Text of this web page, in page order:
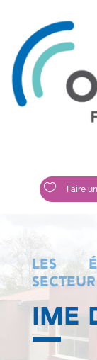
 Faire
LES
IME